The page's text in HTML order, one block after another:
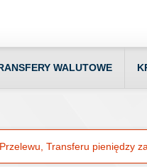
WALUTOWE
Transferu pieniędzy